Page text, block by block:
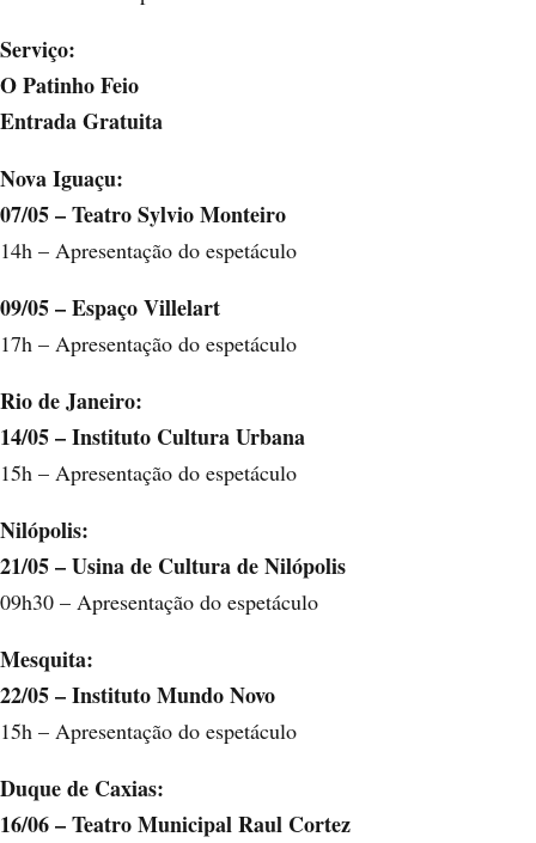
Serviço:
O Patinho Feio
Entrada Gratuita
Nova Iguaçu:
07/05 – Teatro Sylvio Monteiro
14h – Apresentação do espetáculo
09/05 – Espaço Villelart
17h – Apresentação do espetáculo
Rio de Janeiro:
14/05 – Instituto Cultura Urbana
15h – Apresentação do espetáculo
Nilópolis:
21/05 – Usina de Cultura de Nilópolis
09h30 – Apresentação do espetáculo
Mesquita:
22/05 – Instituto Mundo Novo
15h – Apresentação do espetáculo
Duque de Caxias:
16/06 – Teatro Municipal Raul Cortez